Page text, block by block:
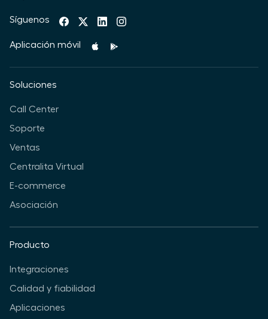
Síguenos
Aplicación móvil
Soluciones
Call Center
Soporte
Ventas
Centralita Virtual
E-commerce
Asociación
Producto
Integraciones
Calidad y fiabilidad
Aplicaciones